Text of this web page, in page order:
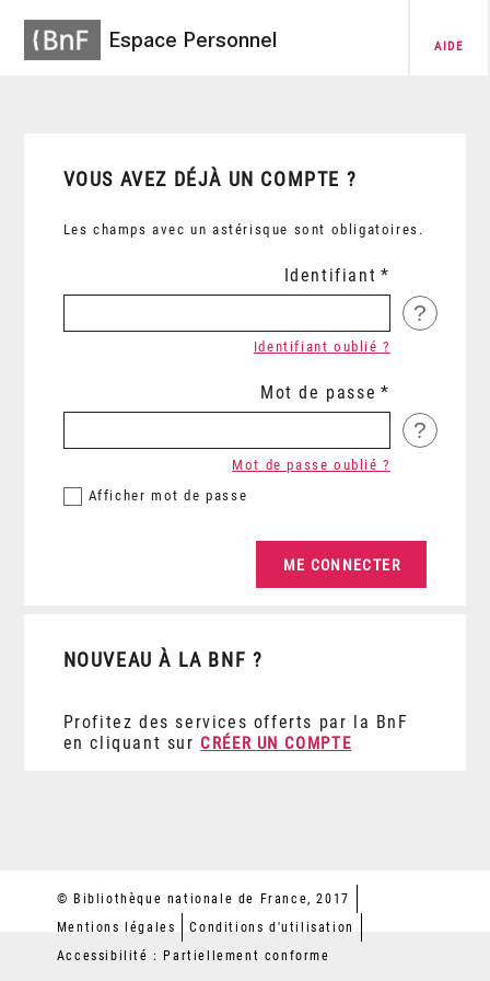
Espace Personnel AIDE
VOUS AVEZ DÉJÀ UN COMPTE ?
Les champs avec un astérisque sont obligatoires.
Identifiant
?
Identifiant oublié ?
Mot de passe
?
Afficher mot de passe
Mot de passe oublié ?
NOUVEAU À LA BNF ?
Profitez des services offerts par la BnF
en cliquant sur CRÉER UN COMPTE
© Bibliothèque nationale de France, 2017
Mentions légales
Conditions d'utilisation
Accessibilité : Partiellement conforme